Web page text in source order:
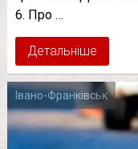
6. Про …
Детальніше
Івано-Франківськ